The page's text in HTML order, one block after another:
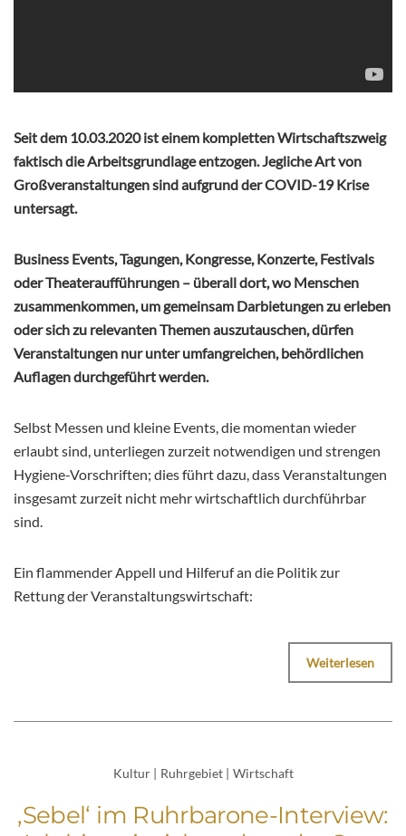
Seit dem 10.03.2020 ist einem kompletten Wirtschaftszweig
faktisch die Arbeitsgrundlage entzogen. Jegliche Art von
Großveranstaltungen sind aufgrund der COVID-19 Krise
untersagt.
Business Events, Tagungen, Kongresse, Konzerte, Festivals
oder Theateraufführungen – überall dort, wo Menschen
zusammenkommen, um gemeinsam Darbietungen zu erleben
oder sich zu relevanten Themen auszutauschen, dürfen
Veranstaltungen nur unter umfangreichen, behördlichen
Auflagen durchgeführt werden.
Selbst Messen und kleine Events, die momentan wieder
erlaubt sind, unterliegen zurzeit notwendigen und strengen
Hygiene-Vorschriften; dies führt dazu, dass Veranstaltungen
insgesamt zurzeit nicht mehr wirtschaftlich durchführbar
sind.
Ein flammender Appell und Hilferuf an die Politik zur
Rettung der Veranstaltungswirtschaft:
Weiterlesen
Kultur | Ruhrgebiet | Wirtschaft
‚Sebel‘ im Ruhrbarone-Interview: